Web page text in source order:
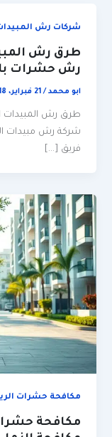
شركات رش
طرق رش
رش حشرات
ابو محمد/21 فبراير، 2018
طرق رش المبيدات
شركة رش مبيدات
فريق […]
مكافحة حشرات
مكافحة